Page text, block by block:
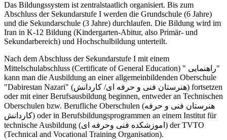
Das Bildungssystem ist zentralstaatlich organisiert. Bis zum
Abschluss der Sekundarstufe I werden die Grundschule (6 Jahre)
und die Sekundarschule (3 Jahre) durchlaufen. Die Bildung wird im
Iran in K-12 Bildung (Kindergarten-Abitur, also Primär- und
Sekundarbereich) und Hochschulbildung unterteilt.
Nach dem Abschluss der Sekundarstufe I mit einem
Mittelschulabschluss (Certificate of General Education) " راهنمایی"
kann man die Ausbildung an einer allgemeinbildenden Oberschule
"Dabirestan Nazari" (هنرستان فنی و حرفه ای/ کاردانش) fortsetzen
oder mit einer Berufsausbildung beginnen, entweder an Technischen
Oberschulen bzw. Berufliche Oberschulen (هنرستان فنی و حرفه
کاردانش) oder in Berufsbildungsprogrammen an einem Institut für
technische Ausbildung (اموزشکده فنی وحرفه ای) der TVTO
(Technical and Vocational Training Organisation).